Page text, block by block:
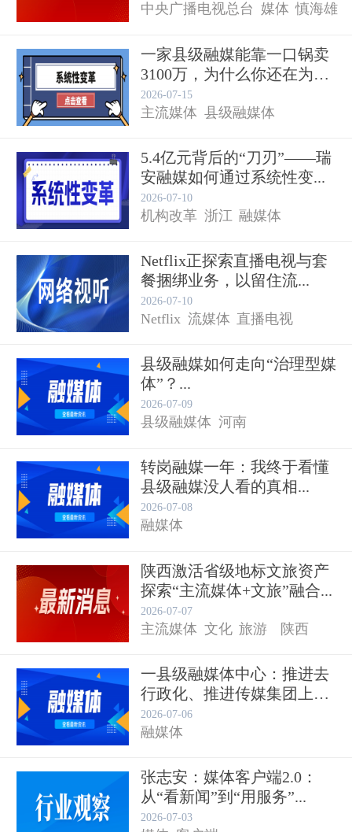
河南日报
中央广播电视总台 媒体 慎海雄
一家县级融媒能靠一口锅卖
3100万，为什么你还在为
经...
2026-07-15
主流媒体 县级融媒体
5.4亿元背后的“刀刃”——瑞
安融媒如何通过系统性变...
2026-07-10
机构改革 浙江 融媒体
Netflix正探索直播电视与套
餐捆绑业务，以留住流...
2026-07-10
Netflix 流媒体 直播电视
县级融媒如何走向“治理型媒
体”？...
2026-07-09
县级融媒体 河南
转岗融媒一年：我终于看懂
县级融媒没人看的真相...
2026-07-08
融媒体
陕西激活省级地标文旅资产
探索“主流媒体+文旅”融合...
2026-07-07
主流媒体 文化 旅游 陕西
一县级融媒体中心：推进去
行政化、推进传媒集团上
市...
2026-07-06
融媒体
张志安：媒体客户端2.0：
从“看新闻”到“用服务”...
2026-07-03